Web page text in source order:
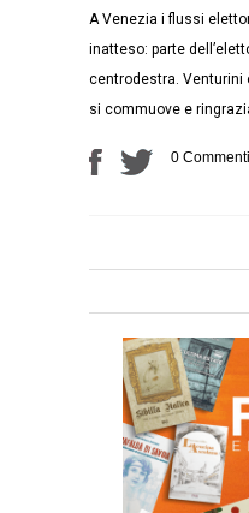
A Venezia i flussi
inatteso: parte
centrodestra. Venturini
si commuove e
0 Commenti